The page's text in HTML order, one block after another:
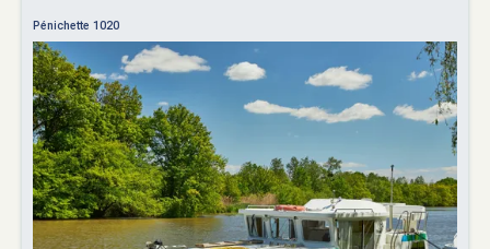
Pénichette 1020